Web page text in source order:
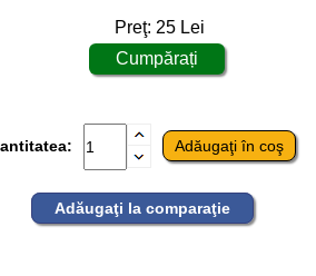
Preţ: 25 Lei
Adăugaţi la comparaţie